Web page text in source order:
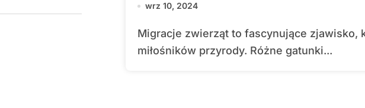
wrz 10, 2024
Migracje zwierząt to fascynujące zjawisko, które od wieków intryguje naukowców i
miłośników przyrody. Różne gatunki...